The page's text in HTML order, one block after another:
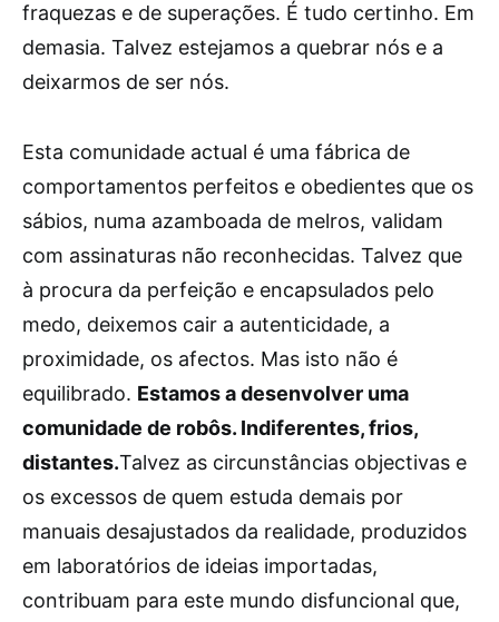
fraquezas e de superações. É tudo certinho. Em
demasia. Talvez estejamos a quebrar nós e a
deixarmos de ser nós.
Esta comunidade actual é uma fábrica de
comportamentos perfeitos e obedientes que os
sábios, numa azamboada de melros, validam
com assinaturas não reconhecidas. Talvez que
à procura da perfeição e encapsulados pelo
medo, deixemos cair a autenticidade, a
proximidade, os afectos. Mas isto não é
equilibrado. Estamos a desenvolver uma
comunidade de robôs. Indiferentes, frios,
distantes.Talvez as circunstâncias objectivas e
os excessos de quem estuda demais por
manuais desajustados da realidade, produzidos
em laboratórios de ideias importadas,
contribuam para este mundo disfuncional que,